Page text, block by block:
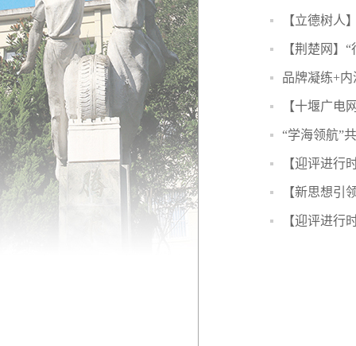
【立德树人
【荆楚网】
品牌凝练+
【十堰广电
“学海领航”
【迎评进行
【新思想引
【迎评进行